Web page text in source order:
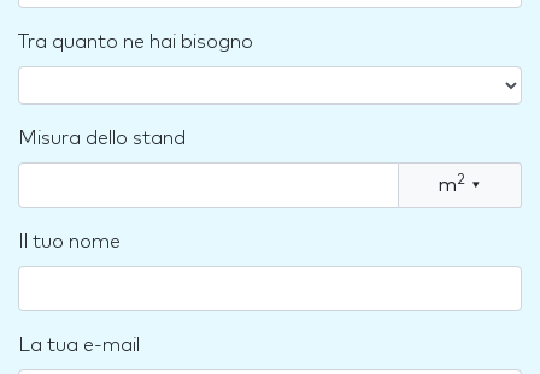
Tra quanto ne hai bisogno
Misura dello stand
m2 ▾
Il tuo nome
La tua e-mail